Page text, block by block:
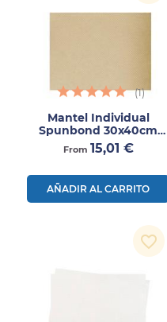
Mantel Individual
Spunbond 30x40cm
200uds
From Precio
15,01 €
AÑADIR AL CARRITO
(1)
favorite_border